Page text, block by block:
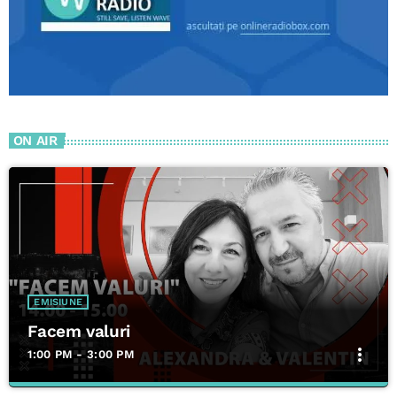
ON AIR
EMISIUNE
Facem valuri
1:00 PM - 3:00 PM more_vert